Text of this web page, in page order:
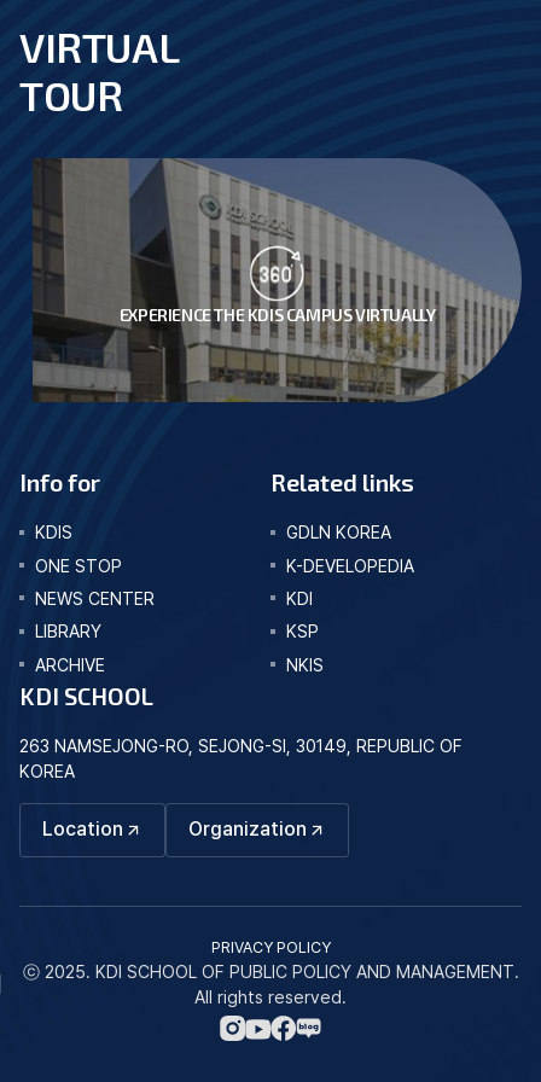
footer
VIRTUAL
TOUR
EXPERIENCE THE KDIS CAMPUS VIRTUALLY
Info for
KDIS
ONE STOP
NEWS CENTER
LIBRARY
ARCHIVE
Related links
GDLN KOREA
K-DEVELOPEDIA
KDI
KSP
NKIS
KDI SCHOOL
263 NAMSEJONG-RO, SEJONG-SI, 30149, REPUBLIC OF
KOREA
Location Organization
PRIVACY POLICY
ⓒ 2025. KDI SCHOOL OF PUBLIC POLICY AND MANAGEMENT.
All rights reserved.
인
유
페
네